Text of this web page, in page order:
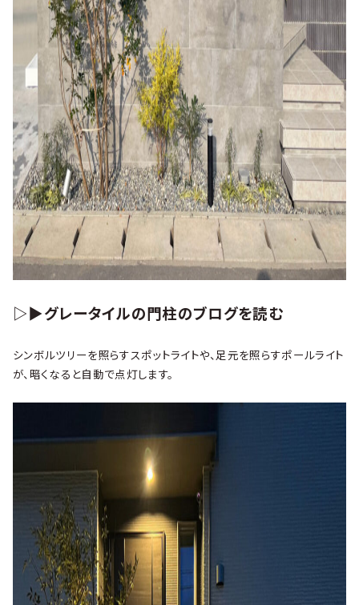
▷▶グレータイルの門柱のブログを読む
シンボルツリーを照らすスポットライトや、足元を照らすポールライト
が、暗くなると自動で点灯します。